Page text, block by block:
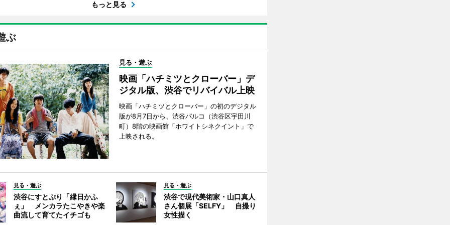
もっと見る
ぶ
見る・遊ぶ
映画「ハチミツとクローバー」デ
ジタル版、渋谷でリバイバル上映
映画「ハチミツとクローバー」の初のデジタル
版が8月7日から、渋谷パルコ（渋谷区宇田川
町）8階の映画館「ホワイトシネクイント」で
上映される。
見る・遊ぶ
渋谷にすとぷり「縁日かふ
ぇ」 メンカラたこやきや楽
曲流して育てたイチゴも
見る・遊ぶ
渋谷で現代美術家・山口真人
さん個展「SELFY」 自撮り
女性描く